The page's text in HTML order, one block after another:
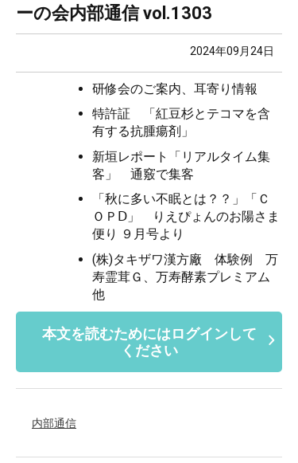
ーの会内部通信 vol.1303
2024年09月24日
研修会のご案内、耳寄り情報
特許証 「紅豆杉とテコマを含
有する抗腫瘍剤」
新垣レポート「リアルタイム集
客」 通竅で集客
「秋に多い不眠とは？？」「Ｃ
ＯＰⅮ」 りえぴょんのお陽さま
便り ９月号より
(株)タキザワ漢方廠 体験例 万
寿霊茸Ｇ、万寿酵素プレミアム
他
本文を読むためにはログインして
ください
内部通信